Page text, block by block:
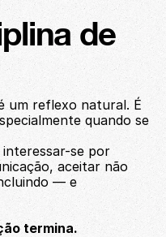
de
um reflexo natural. É
quando se
se por
aceitar não
— e
termina.